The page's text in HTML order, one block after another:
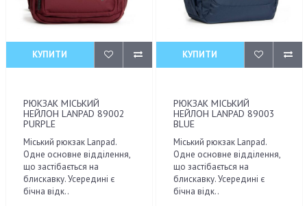
КУПИТИ
РЮКЗАК МІСЬКИЙ
НЕЙЛОН LANPAD 89002
PURPLE
Міський рюкзак Lanpad.
Одне основне відділення,
що застібається на
блискавку. Усередині є
бічна відк..
КУПИТИ
РЮКЗАК МІСЬКИЙ
НЕЙЛОН LANPAD 89003
BLUE
Міський рюкзак Lanpad.
Одне основне відділення,
що застібається на
блискавку. Усередині є
бічна відк..